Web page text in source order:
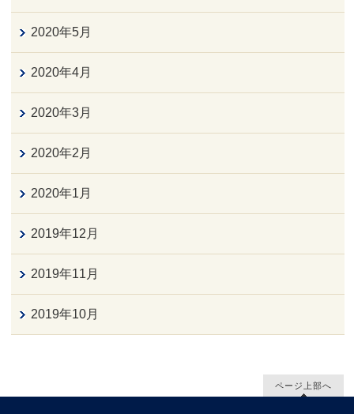
2020年5月
2020年4月
2020年3月
2020年2月
2020年1月
2019年12月
2019年11月
2019年10月
ページ上部へ